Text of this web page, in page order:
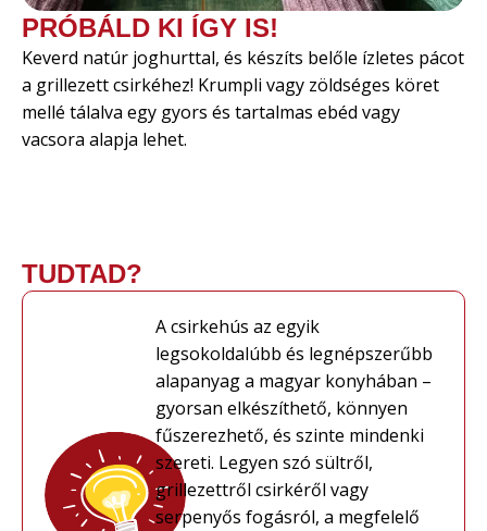
PRÓBÁLD KI ÍGY IS!
Keverd natúr joghurttal, és készíts belőle ízletes pácot
a grillezett csirkéhez! Krumpli vagy zöldséges köret
mellé tálalva egy gyors és tartalmas ebéd vagy
vacsora alapja lehet.
TUDTAD?
A csirkehús az egyik
legsokoldalúbb és legnépszerűbb
alapanyag a magyar konyhában –
gyorsan elkészíthető, könnyen
fűszerezhető, és szinte mindenki
szereti. Legyen szó sültről,
grillezettről csirkéről vagy
serpenyős fogásról, a megfelelő